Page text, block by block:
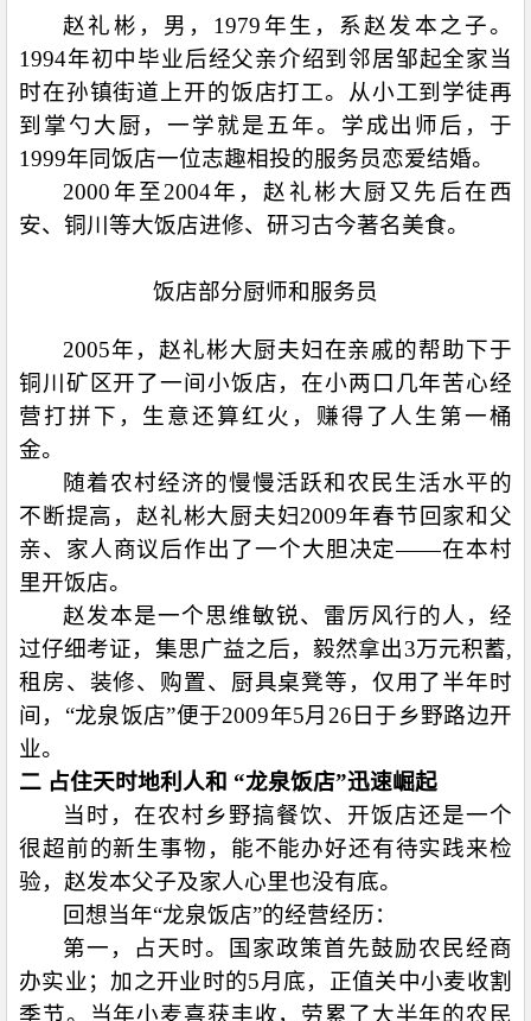
赵礼彬，男， 1979年生，系赵发本之子。
1994年初中毕业后经父亲介绍到邻居邹起全家当
时在孙镇街道上开的饭店打工。从小工到学徒再
到掌勺大厨，一学就是五年。学成出师后，于
1999年同饭店一位志趣相投的服务员恋爱结婚。
2000年至 2004年，赵礼彬大厨又先后在西
安、铜川等大饭店进修、研习古今著名美食。
饭店部分厨师和服务员
2005年，赵礼彬大厨夫妇在亲戚的帮助下于
铜川矿区开了一间小饭店，在小两口几年苦心经
营打拼下，生意还算红火，赚得了人生第一桶
金。
随着农村经济的慢慢活跃和农民生活水平的
不断提高，赵礼彬大厨夫妇2009年春节回家和父
亲、家人商议后作出了一个大胆决定——在本村
里开饭店。
赵发本是一个思维敏锐、雷厉风行的人，经
过仔细考证，集思广益之后，毅然拿出3万元积蓄,
租房、装修、购置、厨具桌凳等，仅用了半年时
间，“龙泉饭店”便于2009年5月 26 日于乡野路边开
业。
二 占住天时地利人和 “龙泉饭店”迅速崛起
当时，在农村乡野搞餐饮、开饭店还是一个
很超前的新生事物，能不能办好还有待实践来检
验，赵发本父子及家人心里也没有底。
回想当年“龙泉饭店”的经营经历：
第一，占天时。国家政策首先鼓励农民经商
办实业；加之开业时的5月底，正值关中小麦收割
季节。当年小麦喜获丰收，劳累了大半年的农民